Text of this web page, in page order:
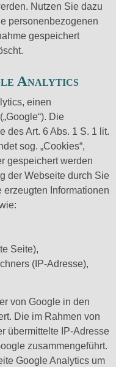
Nutzen Sie dazu
personenbezogenen
gespeichert
Analytics
einen
Die
des Art. 6 Abs. 1 S. 1 lit.
sog. „Cookies“,
gespeichert werden
der Webseite durch Sie
Informationen
Seite),
(IP-Adresse),
von Google in den
Die im Rahmen von
übermittelte IP-Adresse
zusammengeführt.
Google Analytics um